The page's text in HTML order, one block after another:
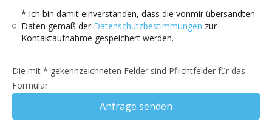
* Ich bin damit einverstanden, dass die vonmir übersandten
Daten gemäß der Datenschutzbestimmungen zur
Kontaktaufnahme gespeichert werden.
Die mit * gekennzeichneten Felder sind Pflichtfelder für das
Formular
Anfrage senden